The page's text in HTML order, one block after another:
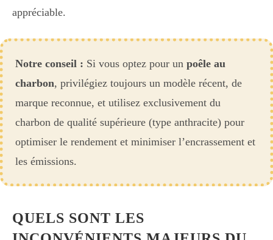
appréciable.
Notre conseil : Si vous optez pour un poêle au
charbon, privilégiez toujours un modèle récent, de
marque reconnue, et utilisez exclusivement du
charbon de qualité supérieure (type anthracite) pour
optimiser le rendement et minimiser l’encrassement et
les émissions.
QUELS SONT LES